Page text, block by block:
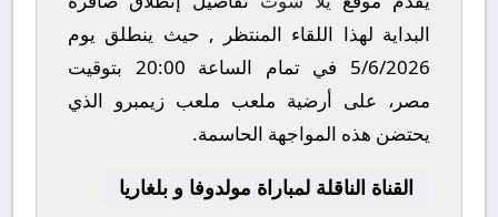
البداية لهذا اللقاء المنتظر , حيث ينطلق يوم
5/6/2026 في تمام الساعة 20:00 بتوقيت
مصر، على أرضية ملعب ملعب زيمبرو الذي
يحتضن هذه المواجهة الحاسمة.
القناة الناقلة لمباراة مولدوفا و بلغاريا